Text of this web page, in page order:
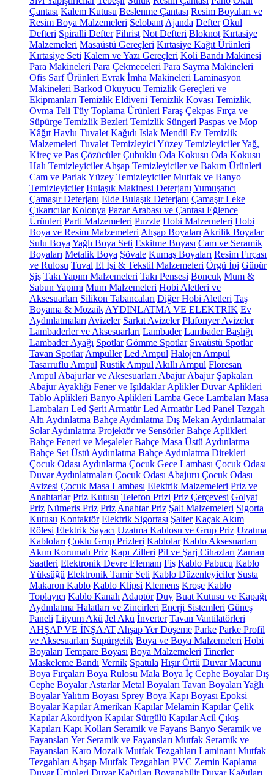
Çantası Kalem Kutusu Beslenme Çantası Resim Boyaları ve
Resim Boya Malzemeleri Selobant Ajanda Defter Okul
Defteri Spiralli Defter Fihrist Not Defteri Bloknot Kırtasiye
Malzemeleri Masaüstü Gereçleri Kırtasiye Kağıt Ürünleri
Kırtasiye Seti Kalem ve Yazı Gereçleri Koli Bandı Makinesi
Para Makineleri Para Çekmeceleri Para Sayma Makineleri
Ofis Sarf Ürünleri Evrak İmha Makineleri Laminasyon
Makineleri Barkod Okuyucu Temizlik Gereçleri ve
Ekipmanları Temizlik Eldiveni Temizlik Kovası Temizlik,
Ovma Teli Tüy Toplama Ürünleri Faraş Çekpas Fırça ve
Süpürge Temizlik Bezleri Temizlik Süngeri Paspas ve Mop
Kâğıt Havlu Tuvalet Kağıdı Islak Mendil Ev Temizlik
Malzemeleri Tuvalet Temizleyici Yüzey TemizleyicilerYağ,
Kireç ve Pas Çözücüler Çubuklu Oda Kokusu Oda Kokusu
Halı Temizleyiciler Ahşap Temizleyiciler ve Bakım Ürünleri
Cam ve Parlak Yüzey Temizleyiciler Mutfak ve Banyo
Temizleyiciler Bulaşık Makinesi Deterjanı Yumuşatıcı
Çamaşır Deterjanı Elde Bulaşık Deterjanı Çamaşır Leke
Çıkarıcılar Kolonya Pazar Arabası ve Çantası Eğlence
Ürünleri Parti Malzemeleri Puzzle Hobi Malzemeleri Hobi
Boya ve Resim Malzemeleri Ahşap Boyaları Akrilik Boyalar
Sulu Boya Yağlı Boya Seti Eskitme Boyası Cam ve Seramik
Boyaları Metalik Boya Şövale Kumaş Boyaları Resim Fırçası
ve Rulosu Tuval El İşi & Tekstil Malzemeleri Örgü İpi Güpür
Şiş Takı Yapım Malzemeleri Takı Pensesi Boncuk Mum &
Sabun Yapımı Mum Malzemeleri Hobi Aletleri ve
Aksesuarları Silikon Tabancaları Diğer Hobi Aletleri Taş
Boyama & Mozaik AYDINLATMA VE ELEKTRİK Ev
Aydınlatmaları Avizeler Sarkıt Avizeler Plafonyer Avizeler
Lambaderler ve Aksesuarları Lambader Lambader Başlığı
Lambader Ayağı Spotlar Gömme Spotlar Sıvaüstü Spotlar
Tavan Spotlar Ampuller Led Ampul Halojen Ampul
Tasarruflu Ampul Rustik Ampul Akıllı Ampul Floresan
Ampul Abajurlar ve Aksesuarları Abajur Abajur Şapkaları
Abajur Ayaklığı Fener ve Işıldaklar Aplikler Duvar Aplikleri
Tablo Aplikleri Banyo Aplikleri Lamba Gece Lambaları Masa
Lambaları Led Şerit Armatür Led Armatür Led Panel Tezgah
Altı Aydınlatma Bahçe Aydınlatma Dış Mekan Aydınlatmalar
Solar Aydınlatma Projektör ve Sensörler Bahçe Aplikleri
Bahçe Feneri ve Meşaleler Bahçe Masa Üstü Aydınlatma
Bahçe Set Üstü Aydınlatma Bahçe Aydınlatma Direkleri
Çocuk Odası Aydınlatma Çocuk Gece Lambası Çocuk Odası
Duvar Aydınlatmaları Çocuk Odası Abajuru Çocuk Odası
Avizesi Çocuk Masa Lambası Elektrik Malzemeleri Priz ve
Anahtarlar Priz Kutusu Telefon Prizi Priz Çerçevesi Golyat
Priz Nümeris Priz Priz Anahtar Priz Şalt Malzemeleri Sigorta
Kutusu Kontaktör Elektrik Sigortası Şalter Kaçak Akım
Rölesi Elektrik Sayacı Uzatma Kablosu ve Grup Priz Uzatma
Kabloları Çoklu Grup Prizleri Kablolar Kablo Aksesuarları
Akım Korumalı Priz Kapı Zilleri Pil ve Şarj Cihazları Zaman
Saatleri Elektronik Devre Elemanı Fiş Kablo Pabucu Kablo
Yüksüğü Elektronik Tamir Seti Kablo Düzenleyiciler Susta
Makaron Kablo Kablo Klipsi Klemens Kroşe Kablo
Toplayıcı Kablo Kanalı Adaptör Duy Buat Kutusu ve Kapağı
Aydınlatma Halatları ve Zincirleri Enerji Sistemleri Güneş
Paneli Lityum Akü Jel Akü İnverter Tavan Vantilatörleri
AHŞAP VE İNŞAAT Ahşap Yer Döşeme Parke Parke Profil
ve Aksesuarları Süpürgelik Boya ve Boya Malzemeleri Hobi
Boyaları Tempare Boyası Boya Malzemeleri Tinerler
Maskeleme Bandı Vernik Spatula Hışır Örtü Duvar Macunu
Boya Fırçaları Boya Rulosu Mala Boya İç Cephe Boyalar Dış
Cephe Boyalar Astarlar Metal Boyaları Tavan Boyaları Yağlı
BoyalarYalıtım Boyası Sprey Boya Kapı Boyası Epoksi
Boyalar Kapılar Amerikan Kapılar Melamin Kapılar Çelik
Kapılar Akordiyon Kapılar Sürgülü Kapılar Acil Çıkış
Kapıları Kapı Kolları Seramik ve Fayans Banyo Seramik ve
Fayansları Yer Seramik ve Fayansları Mutfak Seramik ve
Fayansları Karo Mozaik Mutfak Tezgahları Laminant Mutfak
Tezgahları Ahşap Mutfak Tezgahları PVC Zemin Kaplama
Duvar Ürünleri Duvar Kağıtları Boyanabilir Duvar Kağıtları